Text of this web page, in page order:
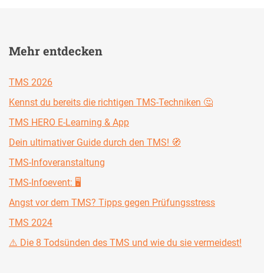
Mehr entdecken
TMS 2026
Kennst du bereits die richtigen TMS-Techniken 🤔
TMS HERO E-Learning & App
Dein ultimativer Guide durch den TMS! 🧭
TMS-Infoveranstaltung
TMS-Infoevent: 🖥️
Angst vor dem TMS? Tipps gegen Prüfungsstress
TMS 2024
⚠️ Die 8 Todsünden des TMS und wie du sie vermeidest!